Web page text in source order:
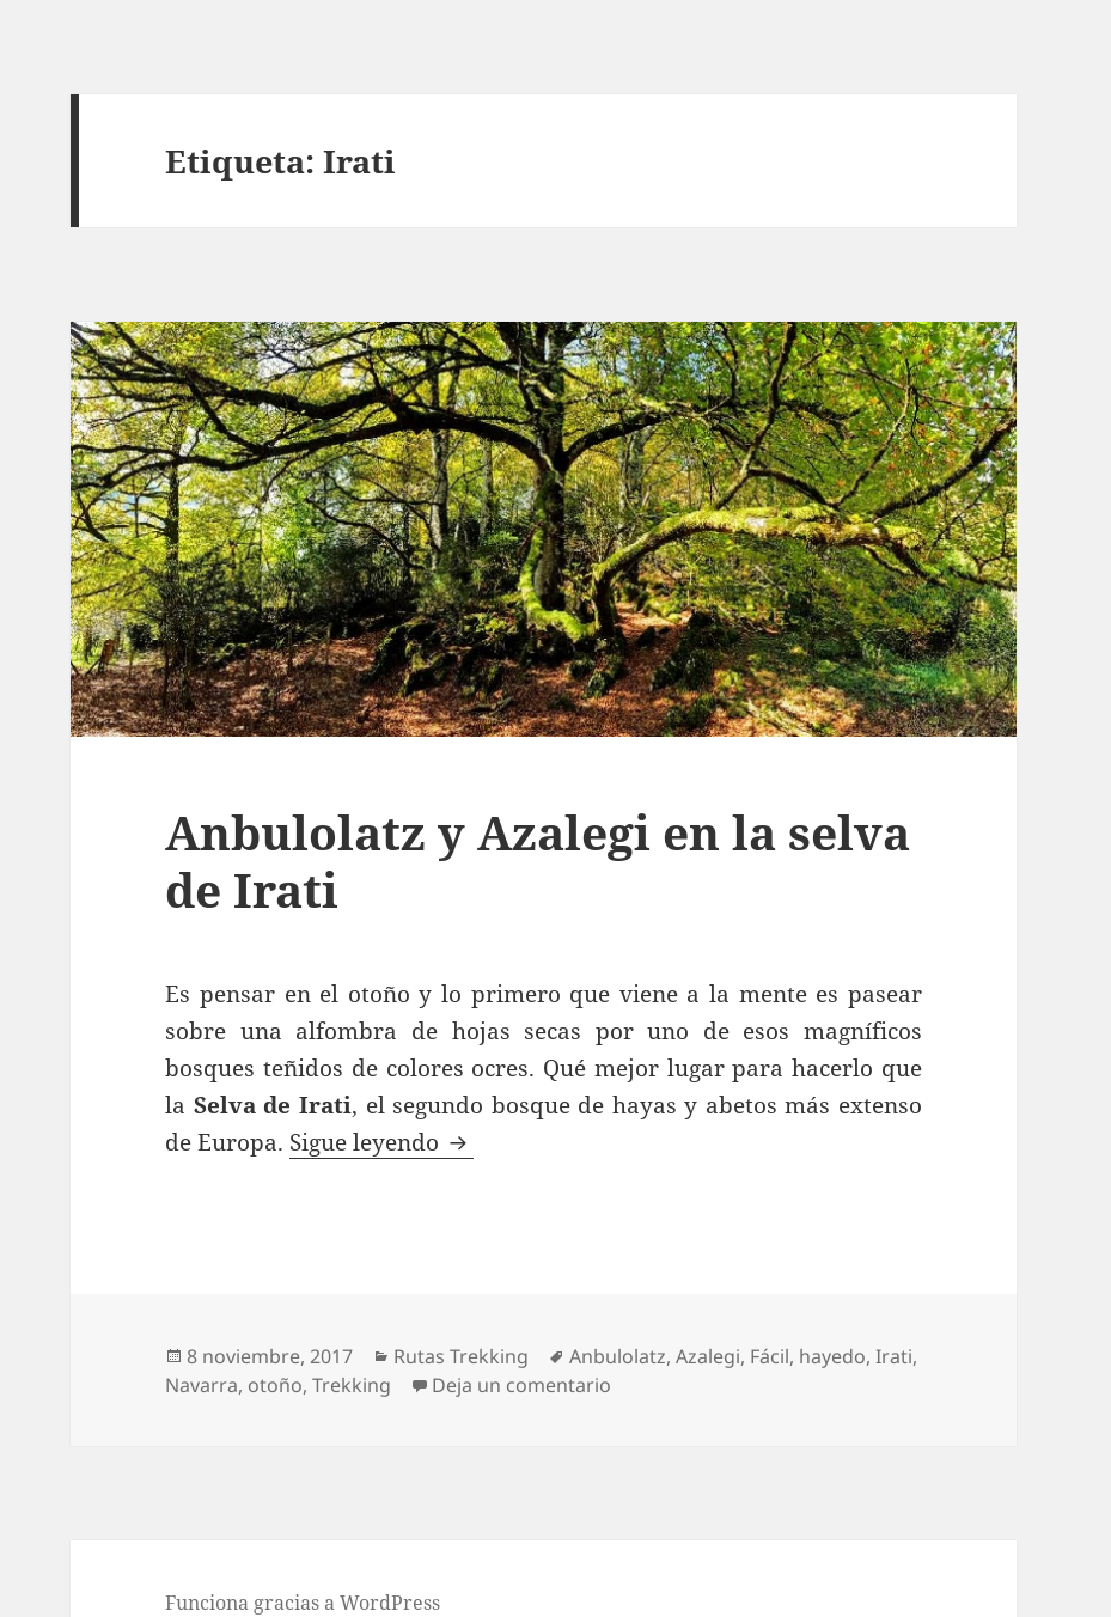
Etiqueta:Irati
Anbulolatz y Azalegi en la selva
de Irati
Es pensar en el otoño y lo primero que viene a la mente es pasear
sobre una alfombra de hojas secas por uno de esos magníficos
bosques teñidos de colores ocres. Qué mejor lugar para hacerlo que
la Selva de Irati, el segundo bosque de hayas y abetos más extenso
de Europa. Sigue leyendo Anbulolatz y Azalegi en la selva de Irati
Publicado
el
8 noviembre, 2017 Categorías
Rutas Trekking Etiquetas
Anbulolatz,Azalegi, Fácil, hayedo,Irati,
Navarra, otoño,Trekking Deja un comentario
Funciona gracias a WordPress